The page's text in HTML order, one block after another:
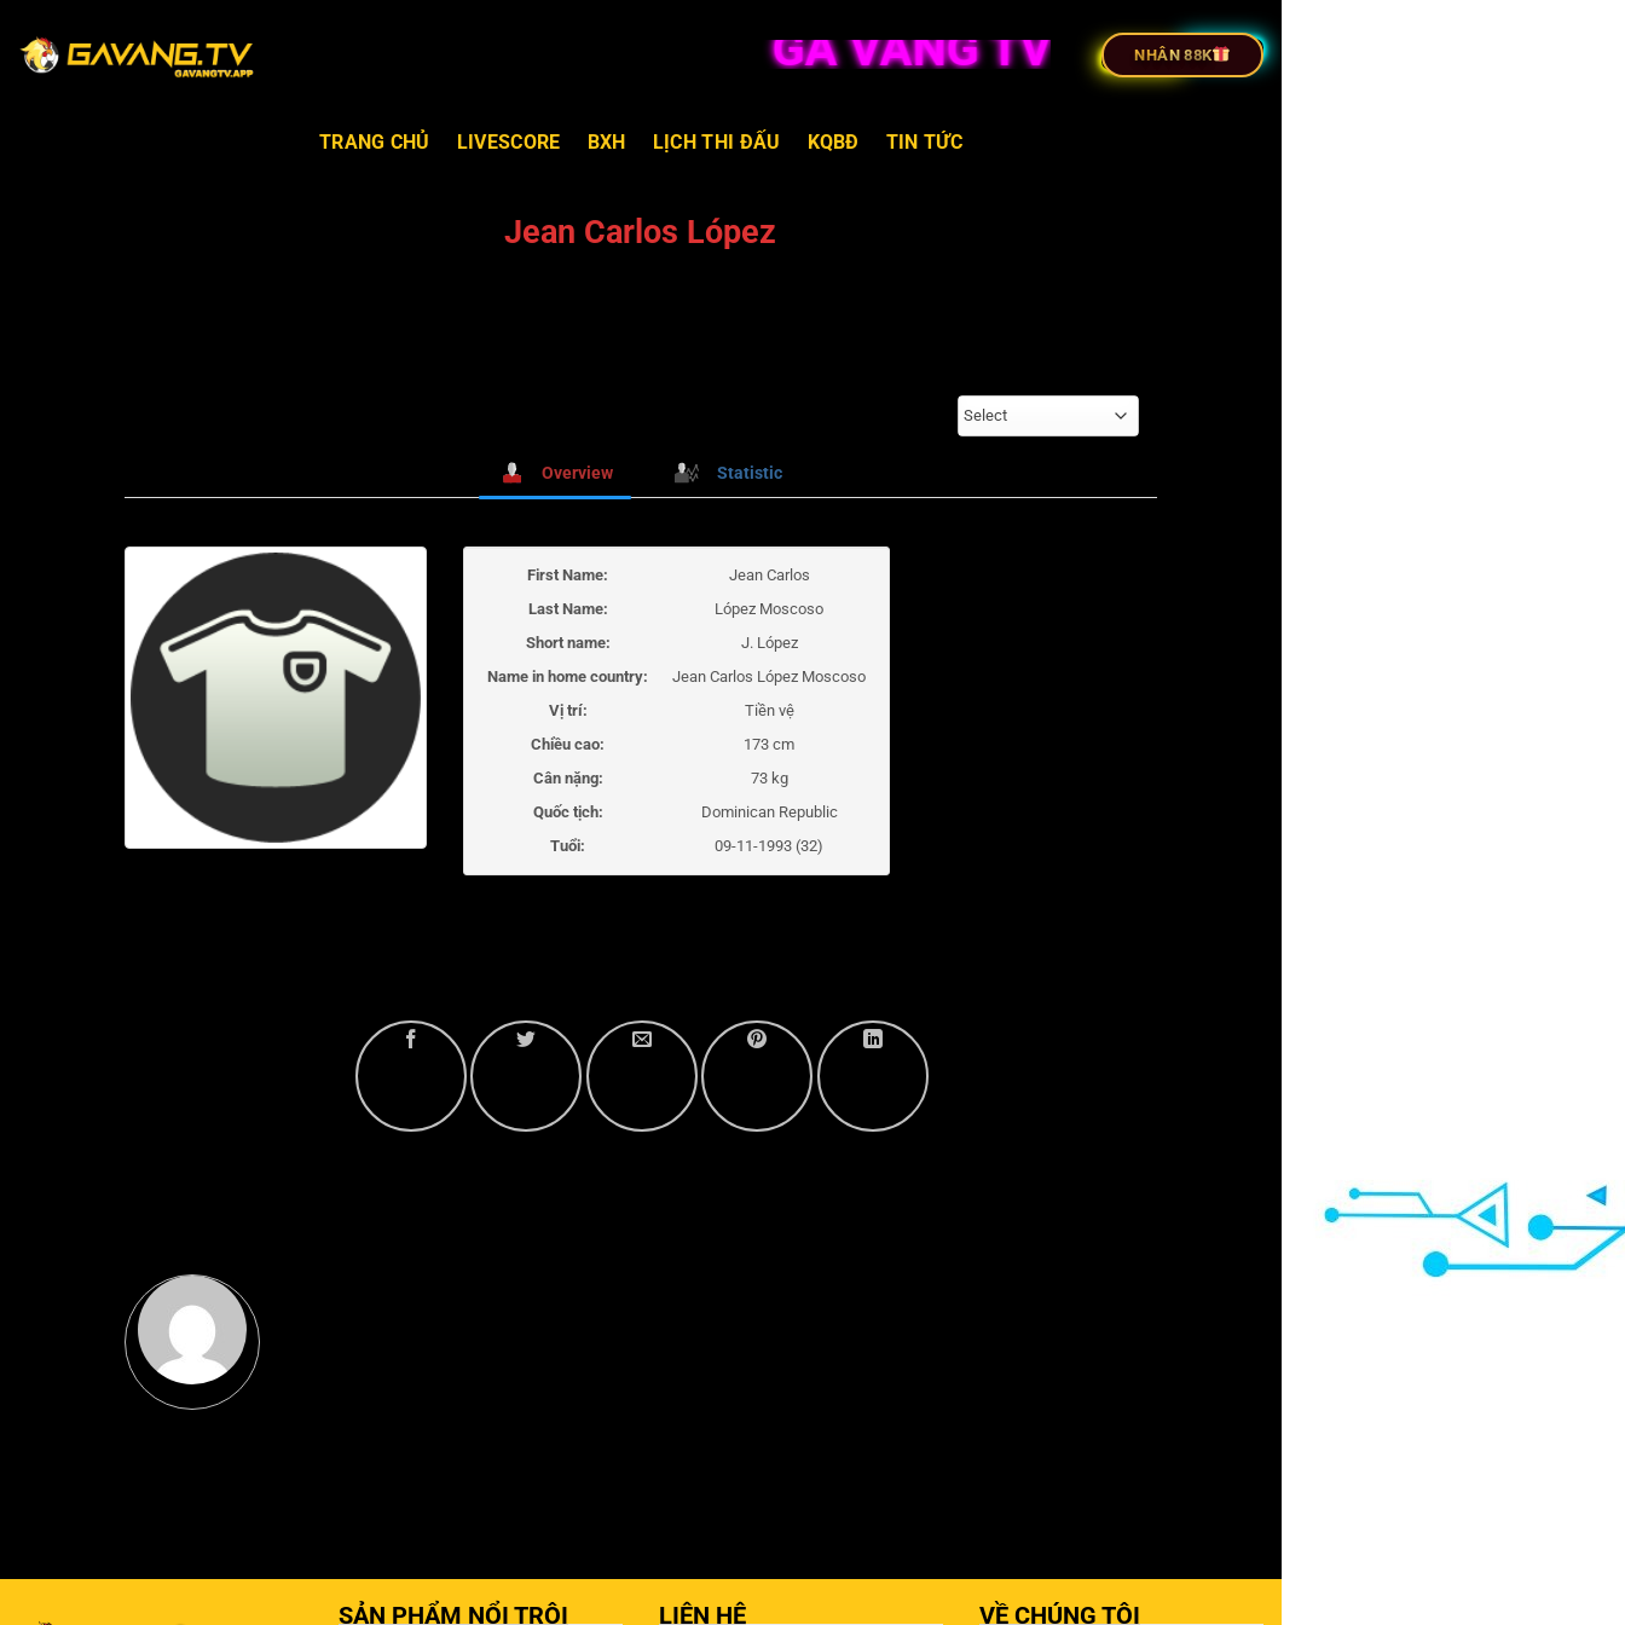
GÀ VÀNG TV TRỰC TIẾP BÓNG ĐÁ
NHÂN 88K
TRANG CHỦ LIVESCORE BXH LỊCH THI ĐẤU KQBĐ TIN TỨC
Jean Carlos López
Select
Overview Statistic
First Name:
Jean Carlos
Last Name:
López Moscoso
Short name:
J. López
Name in home country:
Jean Carlos López Moscoso
Vị trí:
Tiền vệ
Chiều cao:
173 cm
Cân nặng:
73 kg
Quốc tịch:
Dominican Republic
Tuổi:
09-11-1993 (32)
SẢN PHẨM NỔI TRỘI LIÊN HỆ VỀ CHÚNG TÔI